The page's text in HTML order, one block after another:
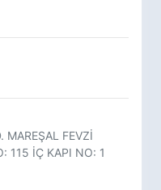
MAREŞAL FEVZİ
115 İÇ KAPI NO: 1